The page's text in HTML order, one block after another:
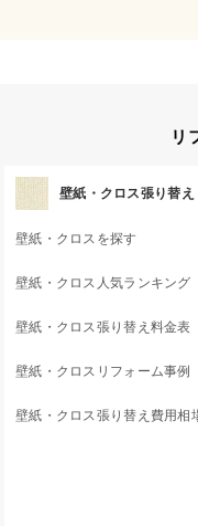
リ
壁紙・クロス張り替え
壁紙・クロスを探す
壁紙・クロス人気ランキング
壁紙・クロス張り替え料金表
壁紙・クロスリフォーム事例
壁紙・クロス張り替え費用相